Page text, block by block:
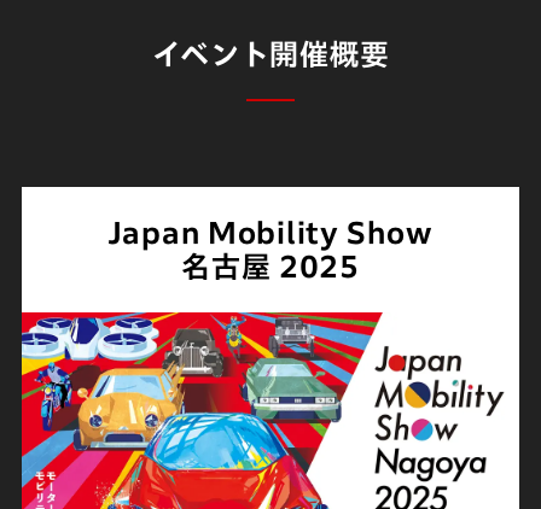
イベント開催概要
Japan Mobility Show
名古屋 2025